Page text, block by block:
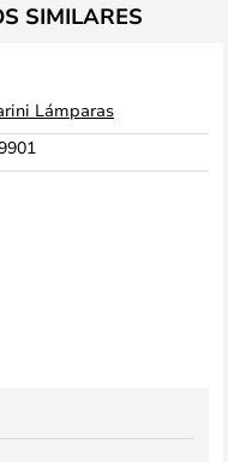
SIMILARES
Lámparas